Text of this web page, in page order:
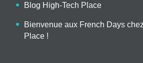
Blog High-Tech Place
Bienvenue aux French Days
Place !